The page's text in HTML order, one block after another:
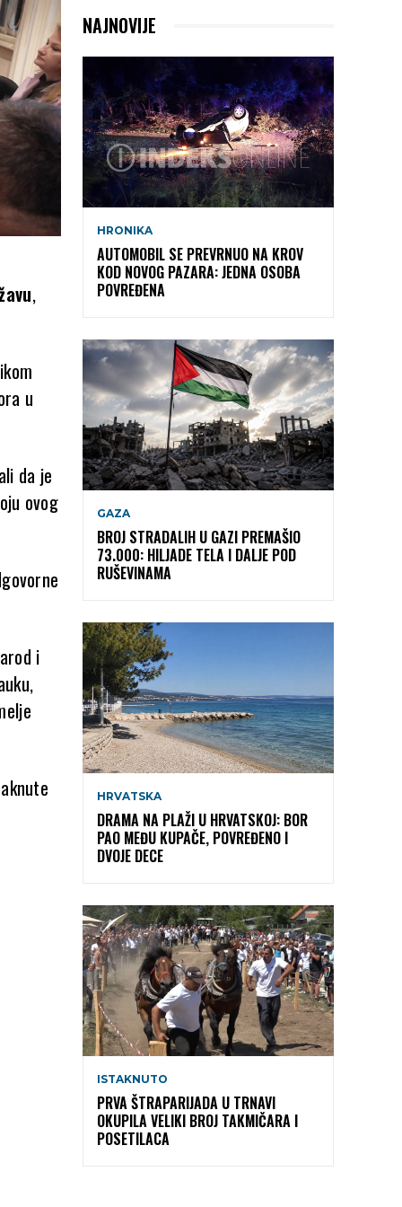
,
u
da je
ovog
i
NAJNOVIJE
HRONIKA
AUTOMOBIL SE PREVRNUO NA KROV
KOD NOVOG PAZARA: JEDNA OSOBA
POVREĐENA
GAZA
BROJ STRADALIH U GAZI PREMAŠIO
73.000: HILJADE TELA I DALJE POD
RUŠEVINAMA
HRVATSKA
DRAMA NA PLAŽI U HRVATSKOJ: BOR
PAO MEĐU KUPAČE, POVREĐENO I
DVOJE DECE
ISTAKNUTO
PRVA ŠTRAPARIJADA U TRNAVI
OKUPILA VELIKI BROJ TAKMIČARA I
POSETILACA